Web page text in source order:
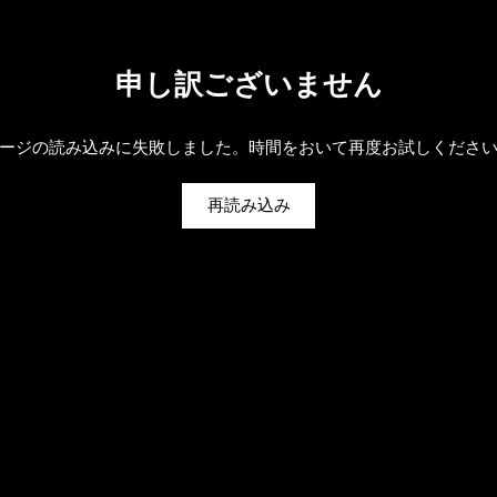
申し訳ございません
ジの読み込みに失敗しました。時間をおいて再度お試しくださ
再読み込み